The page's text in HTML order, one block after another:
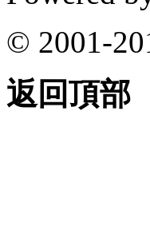
© 2001-
返回頂部